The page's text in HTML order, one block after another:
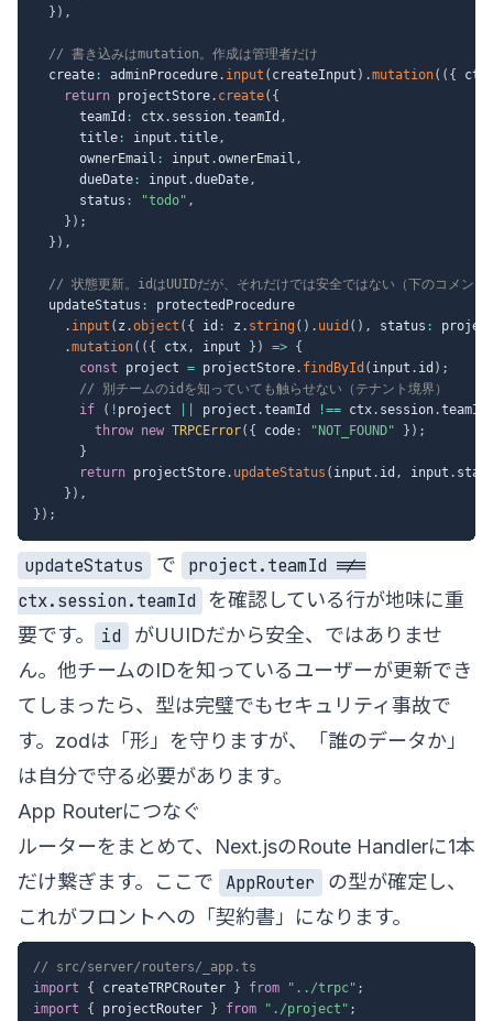
} ) ,
// 書き込みはmutation。作成は管理者だけ
  create
: adminProcedure. input ( createInput ) .mutation( ( { ctx
return projectStore. create( {
      teamId
: ctx. session.teamId ,
      title
: input .title,
      ownerEmail
: input .ownerEmail ,
      dueDate
: input .dueDate,
      status
: "todo" ,
} ) ;
} ) ,
// 状態更新。idはUUIDだが、それだけでは安全ではない（下のコメント
  updateStatus
:
protectedProcedure
. input ( z .object ( { id : z . string ( ) . uuid ( ) , status :
.mutation( ( { ctx, input } ) => {
const project = projectStore. findById ( input . id ) ;
// 別チームのidを知っていても触らせない（テナント境界）
if
( ! project project .teamId !== ctx. session.teamId
throw new TRPCError( { code : "NOT_FOUND" } ) ;
}
return projectStore. updateStatus ( input . id , input .
} ) ,
} ) ;
updateStatus で
project.teamId !==
ctx.session.teamId
を確認している行が地味に重
要です。
id
がUUIDだから安全、ではありませ
ん。他チームのIDを知っているユーザーが更新でき
てしまったら、型は完璧でもセキュリティ事故で
す。zodは「形」を守りますが、「誰のデータか」
は自分で守る必要があります。
App Routerにつなぐ
ルーターをまとめて、Next.jsのRoute Handlerに1本
だけ繋ぎます。ここで
AppRouter
の型が確定し、
これがフロントへの「契約書」になります。
// src/server/routers/_app.ts
import
{ createTRPCRouter } from "../trpc" ;
import
{ projectRouter } from "./project" ;